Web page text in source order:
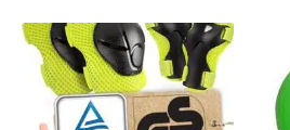
Ähnliche Produkte